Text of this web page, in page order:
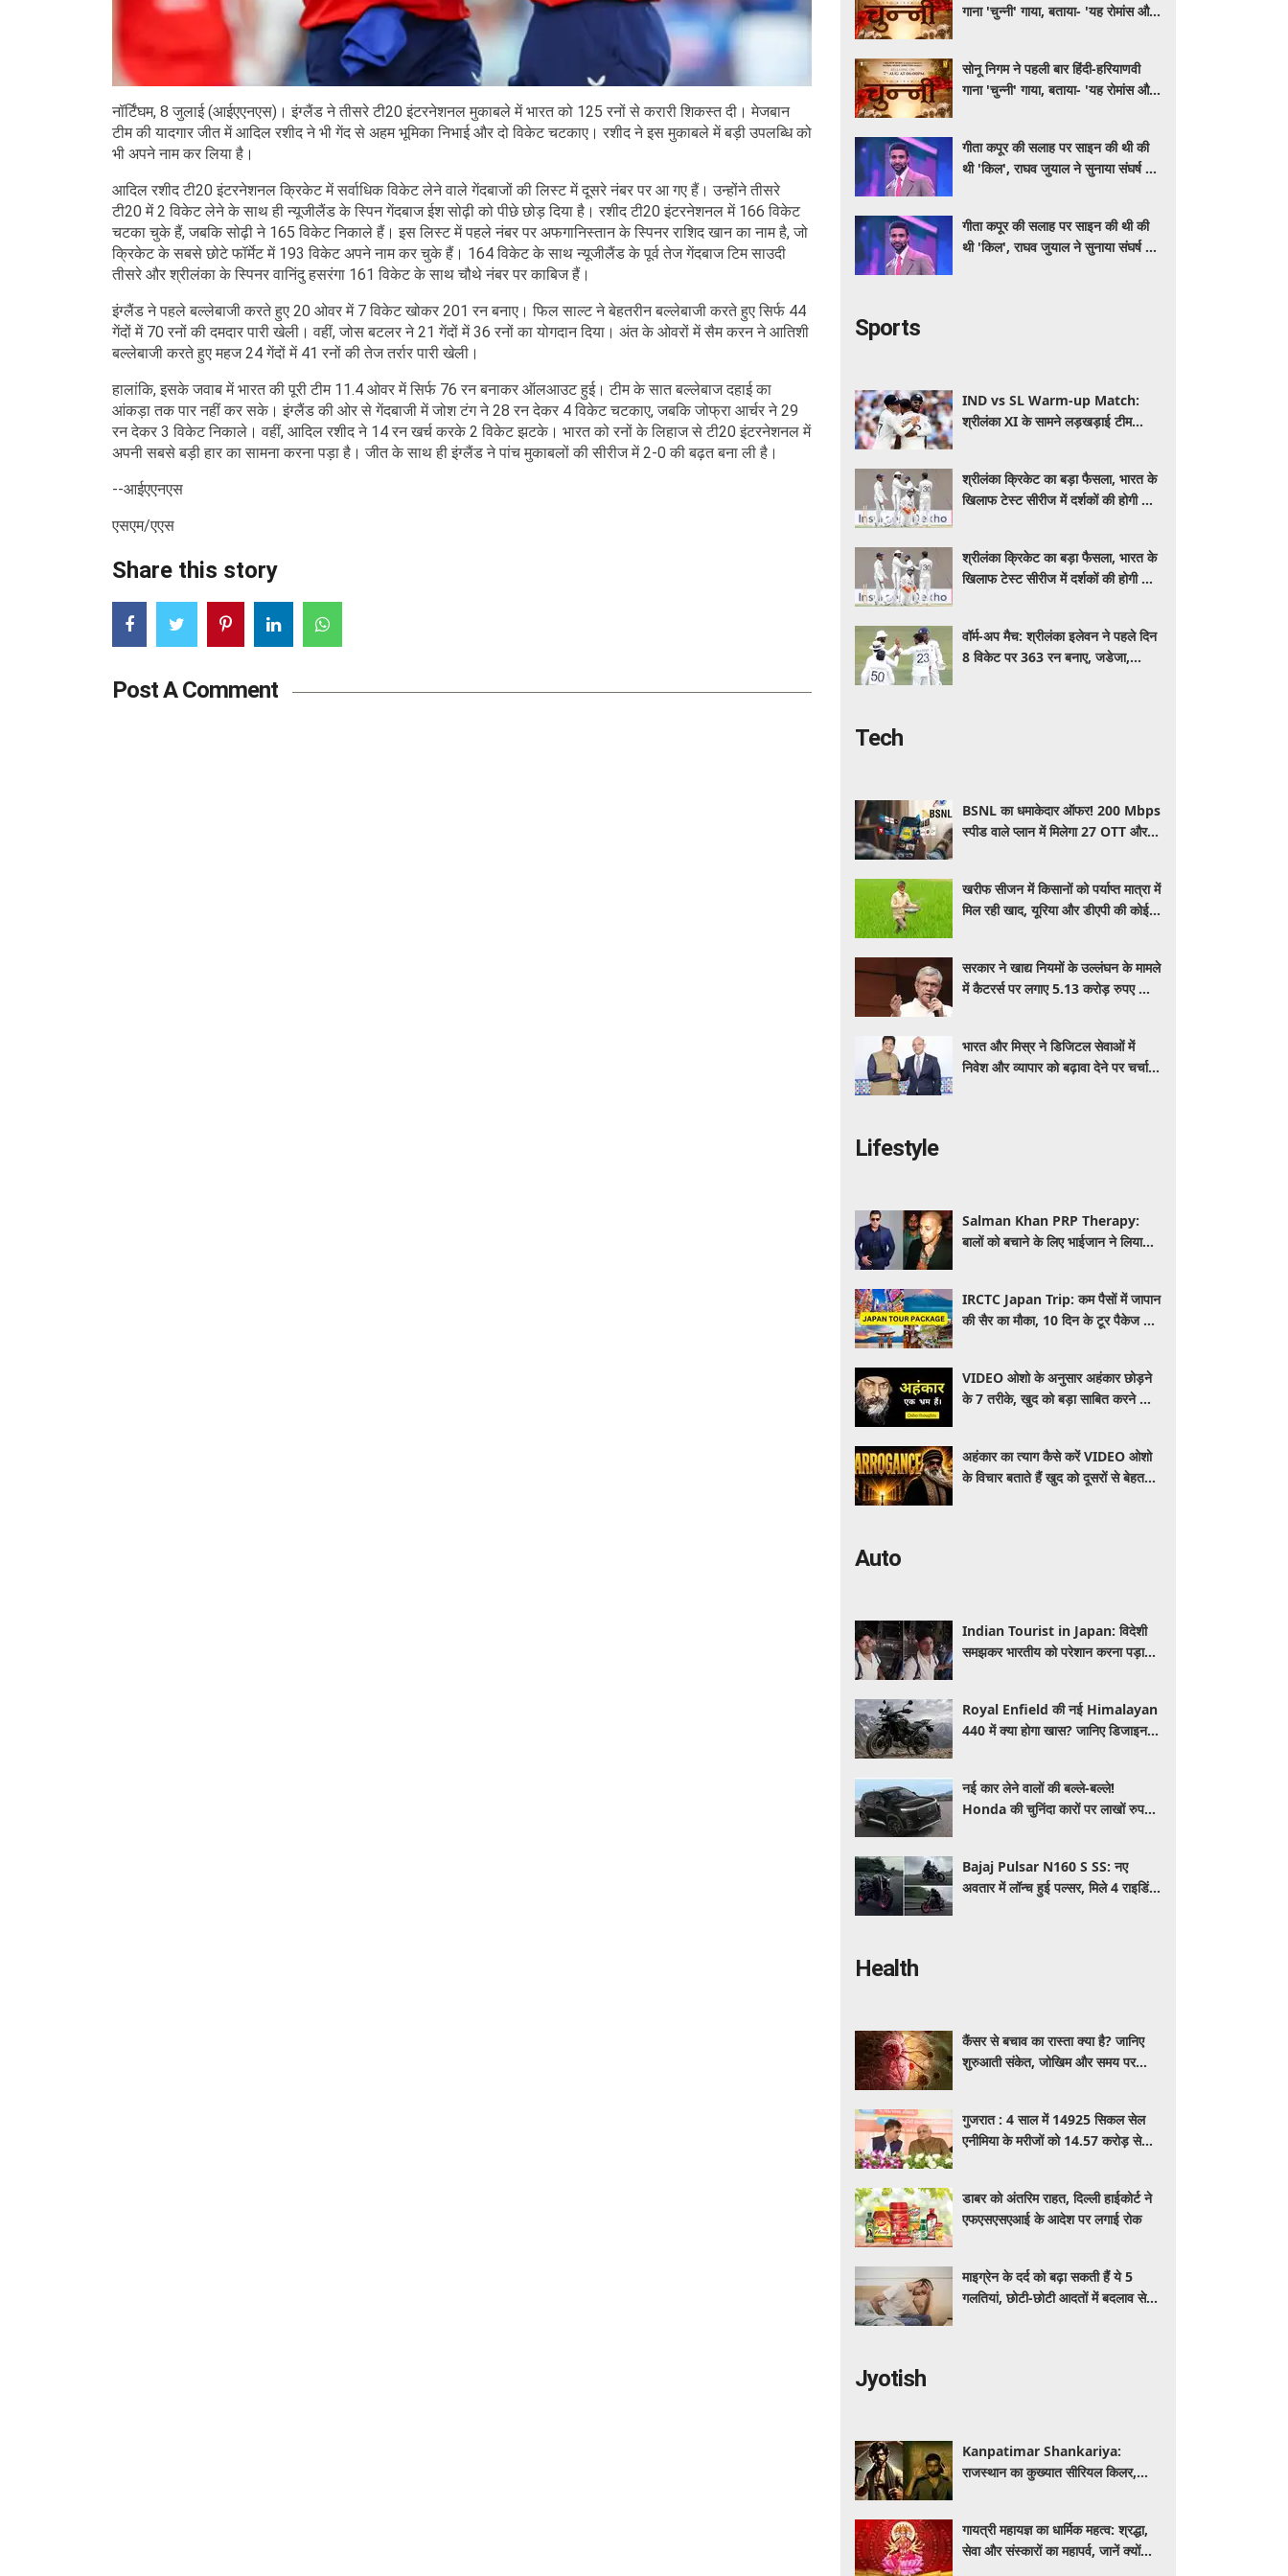
नॉर्टिंघम, 8 जुलाई (आईएएनएस)। इंग्लैंड ने तीसरे टी20 इंटरनेशनल मुकाबले में भारत को 125 रनों से करारी शिकस्त दी। मेजबान
टीम की यादगार जीत में आदिल रशीद ने भी गेंद से अहम भूमिका निभाई और दो विकेट चटकाए। रशीद ने इस मुकाबले में बड़ी उपलब्धि को
भी अपने नाम कर लिया है।
आदिल रशीद टी20 इंटरनेशनल क्रिकेट में सर्वाधिक विकेट लेने वाले गेंदबाजों की लिस्ट में दूसरे नंबर पर आ गए हैं। उन्होंने तीसरे
टी20 में 2 विकेट लेने के साथ ही न्यूजीलैंड के स्पिन गेंदबाज ईश सोढ़ी को पीछे छोड़ दिया है। रशीद टी20 इंटरनेशनल में 166 विकेट
चटका चुके हैं, जबकि सोढ़ी ने 165 विकेट निकाले हैं। इस लिस्ट में पहले नंबर पर अफगानिस्तान के स्पिनर राशिद खान का नाम है, जो
क्रिकेट के सबसे छोटे फॉर्मेट में 193 विकेट अपने नाम कर चुके हैं। 164 विकेट के साथ न्यूजीलैंड के पूर्व तेज गेंदबाज टिम साउदी
तीसरे और श्रीलंका के स्पिनर वानिंदु हसरंगा 161 विकेट के साथ चौथे नंबर पर काबिज हैं।
इंग्लैंड ने पहले बल्लेबाजी करते हुए 20 ओवर में 7 विकेट खोकर 201 रन बनाए। फिल साल्ट ने बेहतरीन बल्लेबाजी करते हुए सिर्फ 44
गेंदों में 70 रनों की दमदार पारी खेली। वहीं, जोस बटलर ने 21 गेंदों में 36 रनों का योगदान दिया। अंत के ओवरों में सैम करन ने आतिशी
बल्लेबाजी करते हुए महज 24 गेंदों में 41 रनों की तेज तर्रार पारी खेली।
हालांकि, इसके जवाब में भारत की पूरी टीम 11.4 ओवर में सिर्फ 76 रन बनाकर ऑलआउट हुई। टीम के सात बल्लेबाज दहाई का
आंकड़ा तक पार नहीं कर सके। इंग्लैंड की ओर से गेंदबाजी में जोश टंग ने 28 रन देकर 4 विकेट चटकाए, जबकि जोफ्रा आर्चर ने 29
रन देकर 3 विकेट निकाले। वहीं, आदिल रशीद ने 14 रन खर्च करके 2 विकेट झटके। भारत को रनों के लिहाज से टी20 इंटरनेशनल में
अपनी सबसे बड़ी हार का सामना करना पड़ा है। जीत के साथ ही इंग्लैंड ने पांच मुकाबलों की सीरीज में 2-0 की बढ़त बना ली है।
--आईएएनएस
एसएम/एएस
Share this story
Post A Comment
गाना 'चुन्नी' गाया, बताया- 'यह रोमांस और
सोनू निगम ने पहली बार हिंदी-हरियाणवी
गाना 'चुन्नी' गाया, बताया- 'यह रोमांस और
गीता कपूर की सलाह पर साइन की थी की
थी 'किल', राघव जुयाल ने सुनाया संघर्ष से
गीता कपूर की सलाह पर साइन की थी की
थी 'किल', राघव जुयाल ने सुनाया संघर्ष से
Sports
IND vs SL Warm-up Match:
श्रीलंका XI के सामने लड़खड़ाई टीम
श्रीलंका क्रिकेट का बड़ा फैसला, भारत के
खिलाफ टेस्ट सीरीज में दर्शकों की होगी फ्री
श्रीलंका क्रिकेट का बड़ा फैसला, भारत के
खिलाफ टेस्ट सीरीज में दर्शकों की होगी फ्री
वॉर्म-अप मैच: श्रीलंका इलेवन ने पहले दिन
8 विकेट पर 363 रन बनाए, जडेजा,
Tech
BSNL का धमाकेदार ऑफर! 200 Mbps
स्पीड वाले प्लान में मिलेगा 27 OTT और 6
खरीफ सीजन में किसानों को पर्याप्त मात्रा में
मिल रही खाद, यूरिया और डीएपी की कोई
सरकार ने खाद्य नियमों के उल्लंघन के मामले
में कैटरर्स पर लगाए 5.13 करोड़ रुपए का
भारत और मिस्र ने डिजिटल सेवाओं में
निवेश और व्यापार को बढ़ावा देने पर चर्चा
Lifestyle
Salman Khan PRP Therapy:
बालों को बचाने के लिए भाईजान ने लिया
IRCTC Japan Trip: कम पैसों में जापान
की सैर का मौका, 10 दिन के टूर पैकेज में
VIDEO ओशो के अनुसार अहंकार छोड़ने
के 7 तरीके, खुद को बड़ा साबित करने की
अहंकार का त्याग कैसे करें VIDEO ओशो
के विचार बताते हैं खुद को दूसरों से बेहतर
Auto
Indian Tourist in Japan: विदेशी
समझकर भारतीय को परेशान करना पड़ा
Royal Enfield की नई Himalayan
440 में क्या होगा खास? जानिए डिजाइन,
नई कार लेने वालों की बल्ले-बल्ले!
Honda की चुनिंदा कारों पर लाखों रुपये
Bajaj Pulsar N160 S SS: नए
अवतार में लॉन्च हुई पल्सर, मिले 4 राइडिंग
Health
कैंसर से बचाव का रास्ता क्या है? जानिए
शुरुआती संकेत, जोखिम और समय पर
गुजरात : 4 साल में 14925 सिकल सेल
एनीमिया के मरीजों को 14.57 करोड़ से
डाबर को अंतरिम राहत, दिल्ली हाईकोर्ट ने
एफएसएसएआई के आदेश पर लगाई रोक
माइग्रेन के दर्द को बढ़ा सकती हैं ये 5
गलतियां, छोटी-छोटी आदतों में बदलाव से
Jyotish
Kanpatimar Shankariya:
राजस्थान का कुख्यात सीरियल किलर,
गायत्री महायज्ञ का धार्मिक महत्व: श्रद्धा,
सेवा और संस्कारों का महापर्व, जानें क्यों